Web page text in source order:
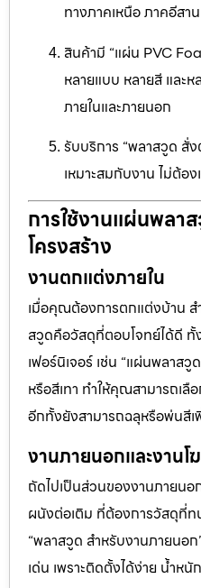
ทางภาคเหนือ ภาคอีสา
สินค้ามี “แผ่น PVC
หลายแบบ หลายสี และ
ภายในและภายนอก
รับบริการ “พลาสวูด สั่
เหมาะสมกับงาน ไม่ต้อง
การใช้งานแผ่นพลา
โครงสร้าง
งานตกแต่งภายใน
เมื่อคุณต้องการตกแต่งบ้าน
สวูดคือวัสดุที่ตอบโจทย์ได้ดี ทั้
เฟอร์นิเจอร์ เช่น “แผ่นพลาส
หรือสีเทา ทำให้คุณสามารถเ
อีกทั้งยังสามารถฉลุหรือพ่นสี
งานภายนอกและงาน
ถัดไปเป็นส่วนของงานภายนอ
ผนังต่อเติม ที่ต้องการวัสดุที่
“พลาสวูด สำหรับงานภายนอ
เด่น เพราะติดตั้งได้ง่าย น้ำห